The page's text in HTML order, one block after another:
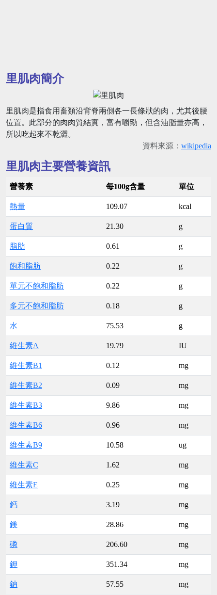
里肌肉簡介
里肌肉是指食用畜類沿背脊兩側各一長條狀的肉，尤其後腰
位置。此部分的肉肉質結實，富有嚼勁，但含油脂量亦高，
所以吃起來不乾澀。
資料來源： wikipedia
里肌肉主要營養資訊
營養素 每100g含量 單位
熱量 109.07 kcal
蛋白質 21.30 g
脂肪 0.61 g
飽和脂肪 0.22 g
單元不飽和脂肪 0.22 g
多元不飽和脂肪 0.18 g
水 75.53 g
維生素A 19.79 IU
維生素B1 0.12 mg
維生素B2 0.09 mg
維生素B3 9.86 mg
維生素B6 0.96 mg
維生素B9 10.58 ug
維生素C 1.62 mg
維生素E 0.25 mg
鈣 3.19 mg
鎂 28.86 mg
磷 206.60 mg
鉀 351.34 mg
鈉 57.55 mg